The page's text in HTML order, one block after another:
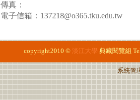
傳真：
電子信箱：137218@o365.tku.edu.tw
copyright2010 © 淡江大學 典藏閱覽組
系統管